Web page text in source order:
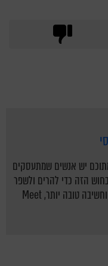
יש אנשים שמתעסקים
הזה כדי להרים ולשפר
את האחר והביא את אותו אחר לתוצאות וחשיבה טובה יותר, Meet